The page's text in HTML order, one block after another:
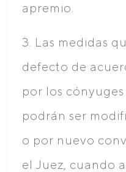
apremio.
3. Las medidas
defecto de
por los
podrán ser
o por nuevo
el Juez, cuando